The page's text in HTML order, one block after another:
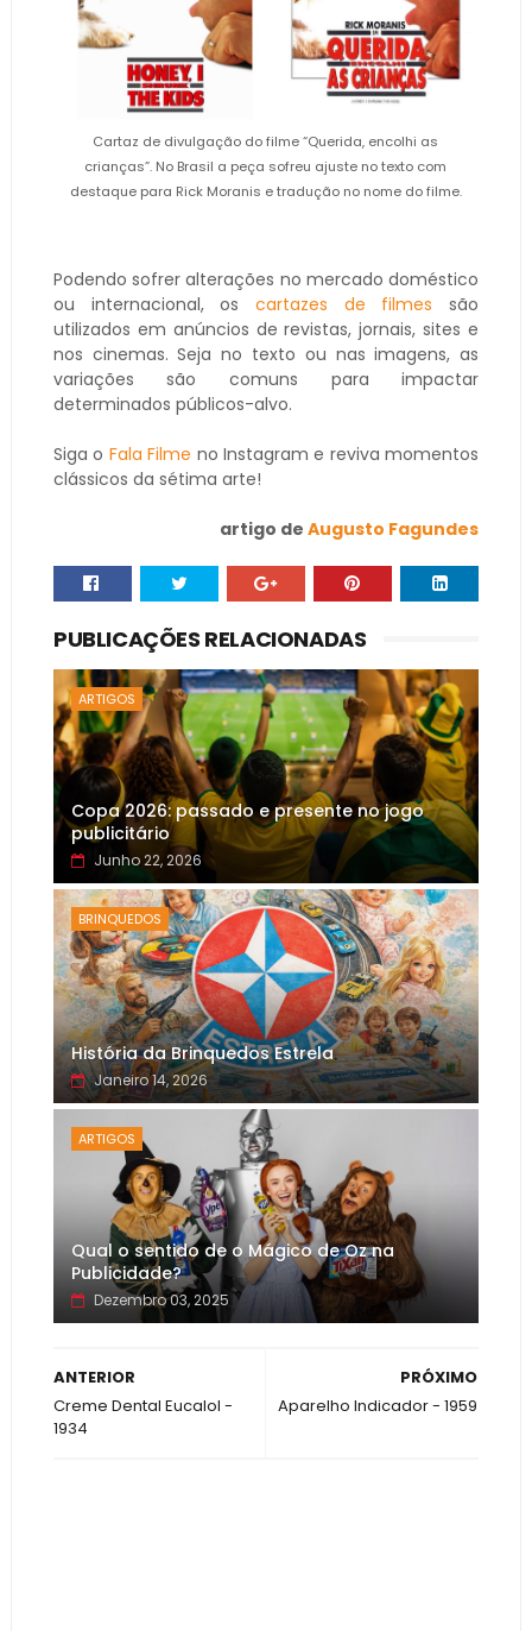
Cartaz de divulgação do filme “Querida, encolhi as
crianças”. No Brasil a peça sofreu ajuste no texto com
destaque para Rick Moranis e tradução no nome do filme.
Podendo sofrer alterações no mercado doméstico
ou internacional, os cartazes de filmes são
utilizados em anúncios de revistas, jornais, sites e
nos cinemas. Seja no texto ou nas imagens, as
variações são comuns para impactar
determinados públicos-alvo.
Siga o Fala Filme no Instagram e reviva momentos
clássicos da sétima arte!
artigo deAugusto Fagundes
PUBLICAÇÕES RELACIONADAS
ARTIGOS
Copa 2026: passado e presente no jogo
publicitário
Junho 22, 2026
BRINQUEDOS
História da Brinquedos Estrela
Janeiro 14, 2026
ARTIGOS
Qual o sentido de o Mágico de Oz na
Publicidade?
Dezembro 03, 2025
PRÓXIMO
Aparelho Indicador - 1959
ANTERIOR
Creme Dental Eucalol -
1934